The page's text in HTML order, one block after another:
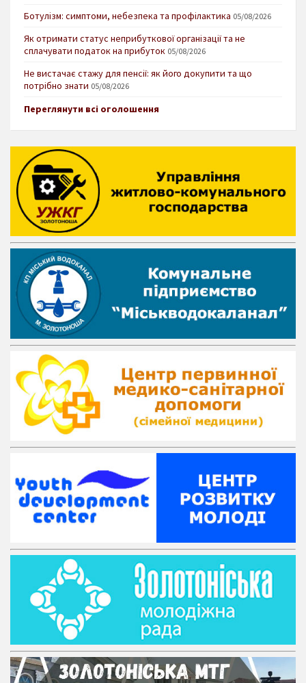
Ботулізм: симптоми, небезпека та профілактика 05/08/2026
Як отримати статус неприбуткової організації та не
сплачувати податок на прибуток 05/08/2026
Не вистачає стажу для пенсії: як його докупити та що
потрібно знати 05/08/2026
Переглянути всі оголошення